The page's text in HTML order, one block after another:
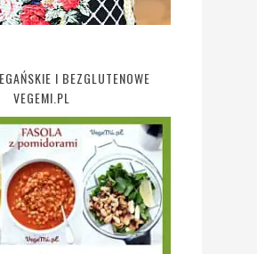
I BEZGLUTENOWE
VEGEMI.PL